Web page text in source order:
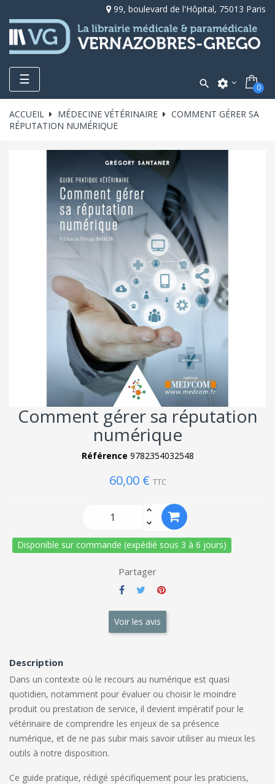
99, boulevard de l'Hôpital, 75013 Paris
Toggle
navigation
☰  settings 0
ACCUEIL MÉDECINE VÉTÉRINAIRE
COMMENT GÉRER SA
RÉPUTATION NUMÉRIQUE
Comment gérer sa réputation
numérique
Référence 9782354032548
60,00 € TTC
Disponible sur commande (expédié sous 3 à 6 jours)
Partager
Voir les avis
Description
Dans un contexte où le recours au numérique est quasi
quotidien, notamment pour évaluer ou choisir le moindre
produit ou prestation de service, il devient impératif pour le
vétérinaire de comprendre les enjeux de sa présence
numérique, et de ne pas subir mais savoir utiliser au mieux les
outils à notre disposition.
Ce guide pratique, rédigé spécifiquement pour les praticiens,